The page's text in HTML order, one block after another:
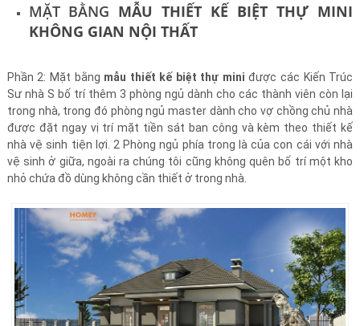
MẶT BẰNG MẪU THIẾT KẾ BIỆT THỰ MINI
KHÔNG GIAN NỘI THẤT
Phần 2: Mặt bằng mẫu thiết kế biệt thự miniđược các Kiến Trúc
Sư nhà S bố trí thêm 3 phòng ngủ dành cho các thành viên còn lại
trong nhà, trong đó phòng ngủ master dành cho vợ chồng chủ nhà
được đặt ngay vị trí mặt tiền sát ban công và kèm theo thiết kế
nhà vệ sinh tiện lợi. 2 Phòng ngủ phía trong là của con cái với nhà
vệ sinh ở giữa, ngoài ra chúng tôi cũng không quên bố trí một kho
nhỏ chứa đồ dùng không cần thiết ở trong nhà.